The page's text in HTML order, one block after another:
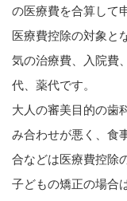
の医療費を合算して
医療費控除の対象と
気の治療費、入院費
代、薬代です。
大人の審美目的の歯
み合わせが悪く、食
合などは医療費控除
子どもの矯正の場合